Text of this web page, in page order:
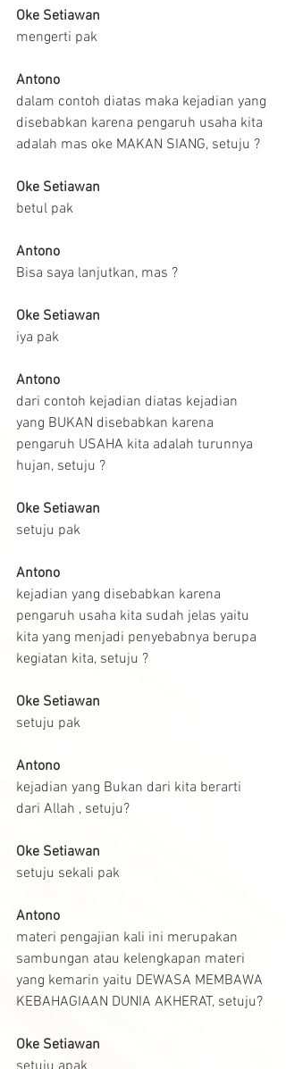
Oke Setiawan
mengerti pak
Antono
dalam contoh diatas maka kejadian yang
disebabkan karena pengaruh usaha kita
adalah mas oke MAKAN SIANG, setuju ?
Oke Setiawan
betul pak
Antono
Bisa saya lanjutkan, mas ?
Oke Setiawan
iya pak
Antono
dari contoh kejadian diatas kejadian
yang BUKAN disebabkan karena
pengaruh USAHA kita adalah turunnya
hujan, setuju ?
Oke Setiawan
setuju pak
Antono
kejadian yang disebabkan karena
pengaruh usaha kita sudah jelas yaitu
kita yang menjadi penyebabnya berupa
kegiatan kita, setuju ?
Oke Setiawan
setuju pak
Antono
kejadian yang Bukan dari kita berarti
dari Allah , setuju?
Oke Setiawan
setuju sekali pak
Antono
materi pengajian kali ini merupakan
sambungan atau kelengkapan materi
yang kemarin yaitu DEWASA MEMBAWA
KEBAHAGIAAN DUNIA AKHERAT, setuju?
Oke Setiawan